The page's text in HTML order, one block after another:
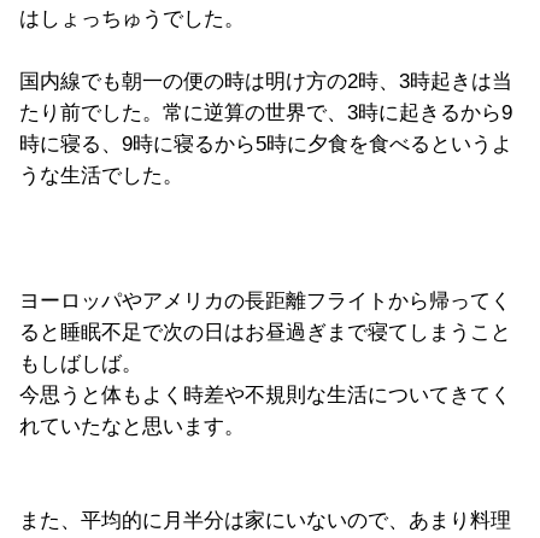
はしょっちゅうでした。
国内線でも朝一の便の時は明け方の2時、3時起きは当
たり前でした。常に逆算の世界で、3時に起きるから9
時に寝る、9時に寝るから5時に夕食を食べるというよ
うな生活でした。
ヨーロッパやアメリカの長距離フライトから帰ってく
ると睡眠不足で次の日はお昼過ぎまで寝てしまうこと
もしばしば。
今思うと体もよく時差や不規則な生活についてきてく
れていたなと思います。
また、平均的に月半分は家にいないので、あまり料理